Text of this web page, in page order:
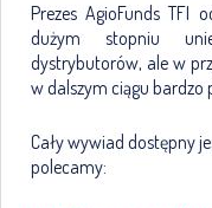
Prezes AgioFunds TFI
dużym stopniu
dystrybutorów, ale w
w dalszym ciągu bardzo
Cały wywiad dostępny
polecamy: